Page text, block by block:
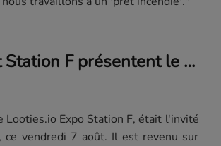
French Tech : Looties et Station F présentent le Tech Merch Museum - 07/08
Looties.io Expo Station F, était l'invité
ce vendredi 7 août. Il est revenu sur